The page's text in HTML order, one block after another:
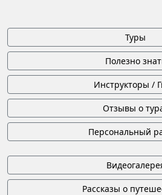
Туры
Полезно
Инструкторы /
Отзывы о
Персональный
Рассказы о